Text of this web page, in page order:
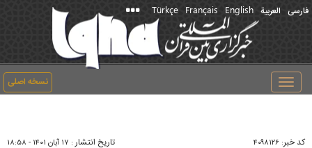
فارسی العربیة English
Français
Türkçe
نسخه اصلی
Toggle
navigation
کد خبر: ۴۰۹۸۱۲۶ تاریخ انتشار : ۱۷ آبان ۱۴۰۱ - ۱۸:۵۸